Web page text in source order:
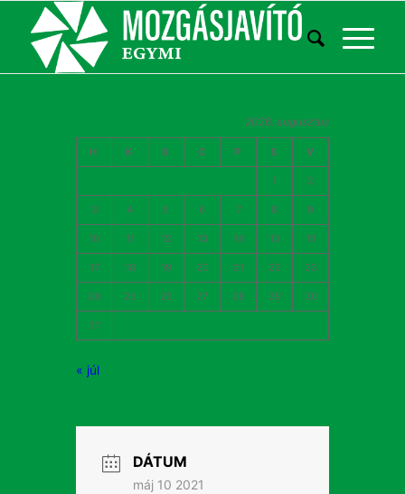
2026. augusztus
H K S C P S V
1 2
3 4 5 6 7 8 9
10 11 12 13 14 15 16
17 18 19 20 21 22 23
24 25 26 27 28 29 30
31
« júl
DÁTUM
máj 10 2021